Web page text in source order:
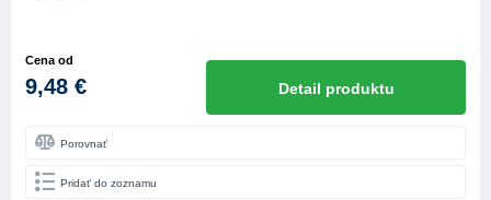
Cena od
9,48 € Detail produktu
Porovnať
Pridať do zoznamu